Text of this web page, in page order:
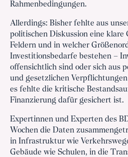
Rahmenbedingungen.
Allerdings: Bisher fehlte aus
politischen Diskussion eine klare
Feldern und in welcher
Investitionsbedarfe bestehen –
offensichtlich sind oder sich aus
und gesetzlichen
es fehlte die kritische
Finanzierung dafür gesichert ist.
Expertinnen und Experten des
Wochen die Daten
in Infrastruktur wie
Gebäude wie Schulen, in die